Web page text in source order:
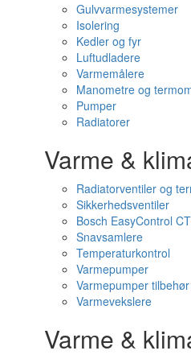
Gulvvarmesystemer
Isolering
Kedler og fyr
Luftudladere
Varmemålere
Manometre og
Pumper
Radiatorer
Varme &
Radiatorventiler og
Sikkerhedsventiler
Bosch EasyControl
Snavsamlere
Temperaturkontrol
Varmepumper
Varmepumper tilbehør
Varmevekslere
Varme &